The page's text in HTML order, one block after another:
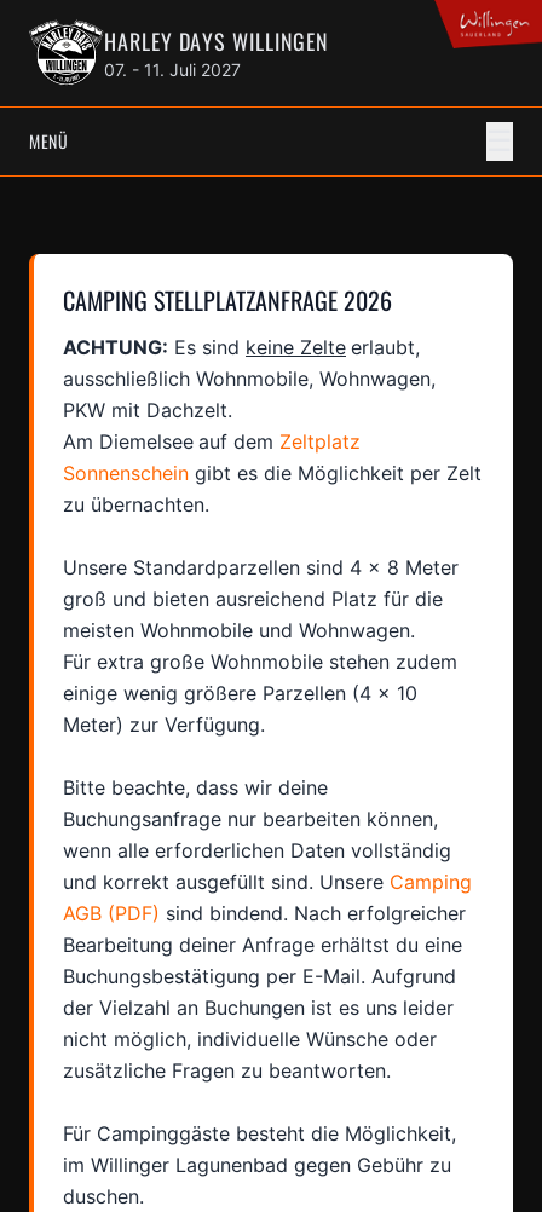
HARLEY DAYS WILLINGEN
07. - 11. Juli 2027
MENÜ
CAMPING STELLPLATZANFRAGE 2026
ACHTUNG: Es sind keine Zelte erlaubt,
ausschließlich Wohnmobile, Wohnwagen,
PKW mit Dachzelt.
Am Diemelsee auf dem Zeltplatz
Sonnenschein gibt es die Möglichkeit per Zelt
zu übernachten.
Unsere Standardparzellen sind 4 x 8 Meter
groß und bieten ausreichend Platz für die
meisten Wohnmobile und Wohnwagen.
Für extra große Wohnmobile stehen zudem
einige wenig größere Parzellen (4 x 10
Meter) zur Verfügung.
Bitte beachte, dass wir deine
Buchungsanfrage nur bearbeiten können,
wenn alle erforderlichen Daten vollständig
und korrekt ausgefüllt sind. Unsere Camping
AGB (PDF) sind bindend. Nach erfolgreicher
Bearbeitung deiner Anfrage erhältst du eine
Buchungsbestätigung per E-Mail. Aufgrund
der Vielzahl an Buchungen ist es uns leider
nicht möglich, individuelle Wünsche oder
zusätzliche Fragen zu beantworten.
Für Campinggäste besteht die Möglichkeit,
im Willinger Lagunenbad gegen Gebühr zu
duschen.